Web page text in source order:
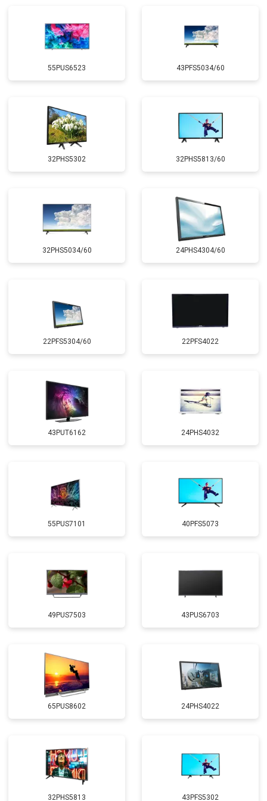
55PUS6523 43PFS5034/60
32PHS5302 32PHS5813/60
32PHS5034/60 24PHS4304/60
22PFS5304/60 22PFS4022
43PUT6162 24PHS4032
55PUS7101 40PFS5073
49PUS7503 43PUS6703
65PUS8602 24PHS4022
32PHS5813 43PFS5302